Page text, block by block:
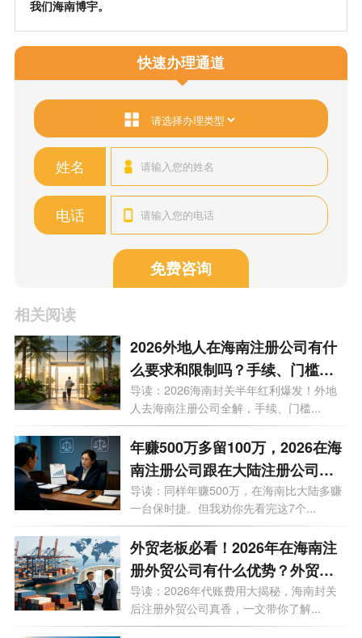
我们海南博宇。
快速办理通道
姓名
电话
免费咨询
相关阅读
2026外地人在海南注册公司有什
么要求和限制吗？手续、门槛、
买房上学利弊等9大问题一次性说
透
导读：2026海南封关半年红利爆发！外地
人去海南注册公司全解，手续、门槛...
年赚500万多留100万，2026在海
南注册公司跟在大陆注册公司有
什么区别？一文看懂
导读：同样年赚500万，在海南比大陆多赚
一台保时捷。但我劝你先看完这7个...
外贸老板必看！2026年在海南注
册外贸公司有什么优势？外贸公
司代理记账多少钱一个月？
导读：2026年代账费用大揭秘，海南封关
后注册外贸公司真香，一文带你了解...